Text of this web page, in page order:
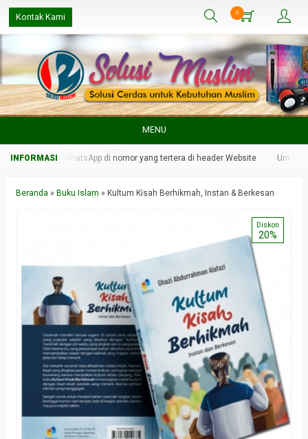
Kontak Kami 0
MENU
melalui WhatsApp di nomor yang tertera di header Website Untuk
Beranda » Buku Islam » Kultum Kisah Berhikmah, Instan & Berkesan
Diskon
20%